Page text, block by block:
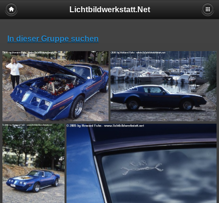
Lichtbildwerkstatt.Net
In dieser Gruppe suchen